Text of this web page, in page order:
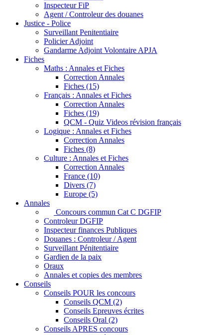
Inspecteur FiP
Agent / Controleur des douanes
Justice - Police
Surveillant Penitentiaire
Policier Adjoint
Gandarme Adjoint Volontaire APJA
Fiches
Maths : Annales et Fiches
Correction Annales
Fiches (15)
Français : Annales et Fiches
Correction Annales
Fiches (19)
QCM - Quiz Videos révision français
Logique : Annales et Fiches
Correction Annales
Fiches (8)
Culture : Annales et Fiches
Correction Annales
France (10)
Divers (7)
Europe (5)
Annales
Concours commun Cat C DGFIP
Controleur DGFIP
Inspecteur finances Publiques
Douanes : Controleur / Agent
Surveillant Pénitentiaire
Gardien de la paix
Oraux
Annales et copies des membres
Conseils
Conseils POUR les concours
Conseils QCM (2)
Conseils Epreuves écrites
Conseils Oral (2)
Conseils APRES concours